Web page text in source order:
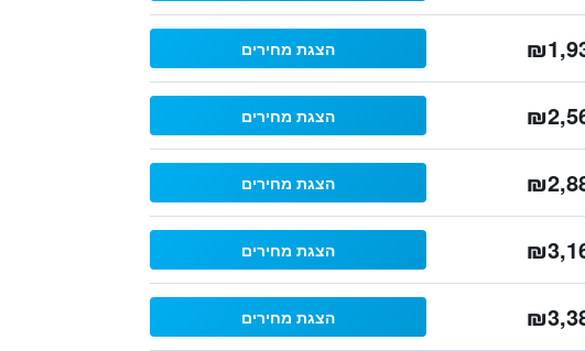
הצגת מחירים
הצגת מחירים
הצגת מחירים
הצגת מחירים
הצגת מחירים